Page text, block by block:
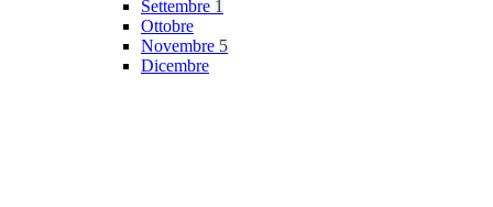
Settembre 1
Ottobre
Novembre 5
Dicembre